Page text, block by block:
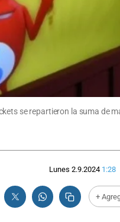
se repartieron la suma de
Lunes 2.9.2024 1:28
+